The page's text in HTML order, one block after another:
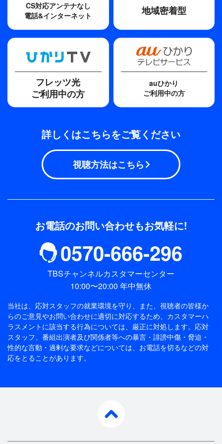
CS対応アンテナなし
電話&インターネット
地域密着型
フレッツ光
ご利用中の方
auひかり
ご利用中の方
詳しくはこちらをご覧ください
視聴方法はこちら
お電話のお問い合わせもお気軽に!
0570-666-296
TBSチャンネルカスタマーセンター
10:00〜20:00 年中無休
当社は、応対スタッフの就業環境を守り、また、視聴者の皆様か
らのご意見やお問い合わせに適切に対応するため、 カスタマーハ
ラスメントに該当する行為については、厳正に対処します。応対
スタッフ、番組出演者及び関係者等への暴言・誹謗中傷・脅迫・
性的な言動・過剰な要求などについては、お電話を切るなどの対
応をとることがあります。